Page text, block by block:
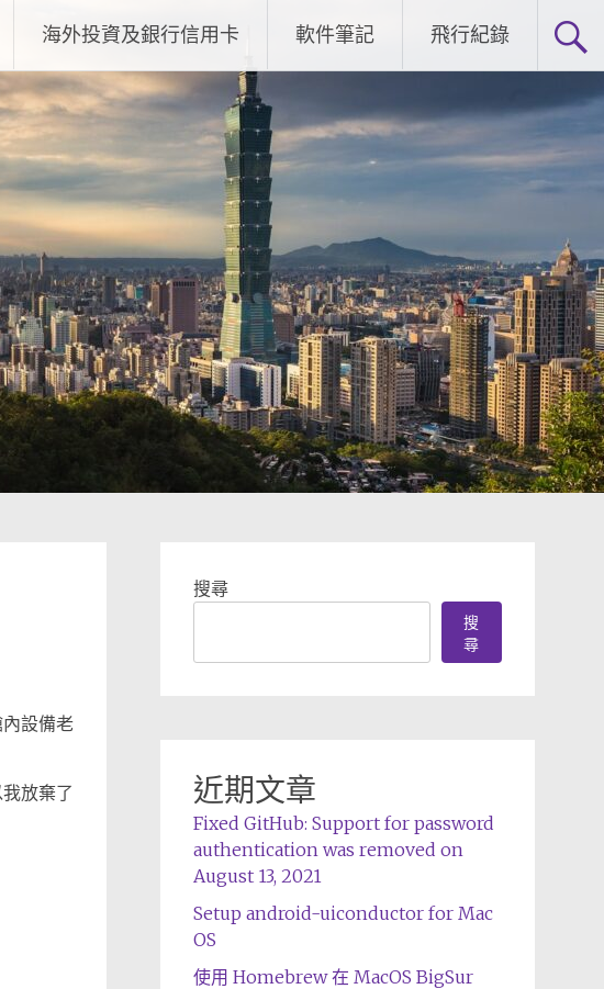
海外投資及銀行信用卡 軟件筆記 飛行紀錄
設備老
放棄了
搜尋
搜
尋
近期文章
Fixed GitHub: Support for password
authentication was removed on
August 13, 2021
Setup android-uiconductor for Mac
OS
使用 Homebrew 在 MacOS BigSur